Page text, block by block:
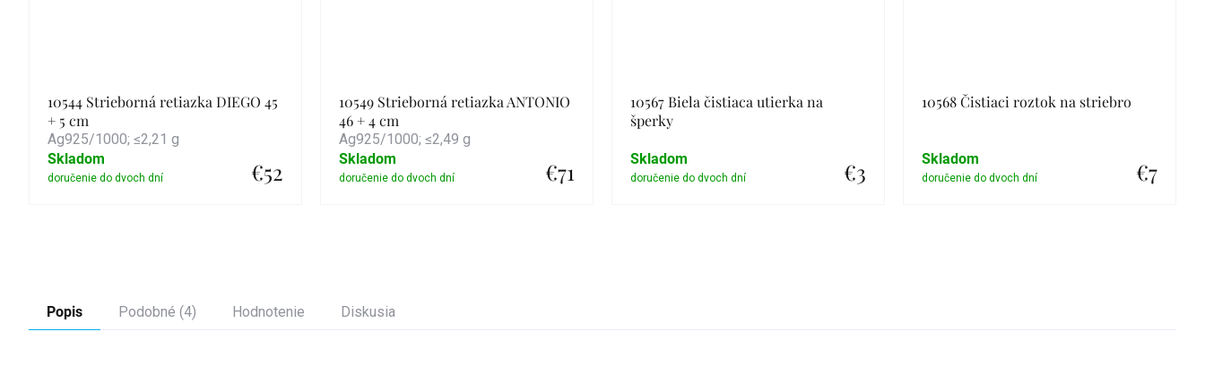
10544 Strieborná retiazka DIEGO 45
+ 5 cm
Ag925/1000; ≤2,21 g
€52
Skladom
10549 Strieborná retiazka ANTONIO
46 + 4 cm
Ag925/1000; ≤2,49 g
€71
Skladom
10567 Biela čistiaca utierka na
šperky
€3
Skladom
10568 Čistiaci roztok na striebro
€7
Skladom
Popis Podobné (4) Hodnotenie Diskusia